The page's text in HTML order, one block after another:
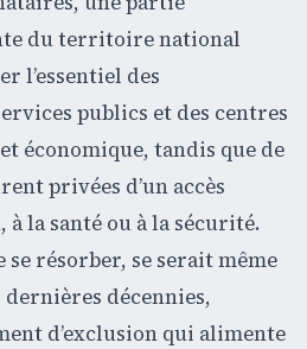
du territoire national
l’essentiel des
publics et des centres
économique, tandis que de
privées d’un accès
la santé ou à la sécurité.
résorber, se serait même
décennies,
d’exclusion qui alimente